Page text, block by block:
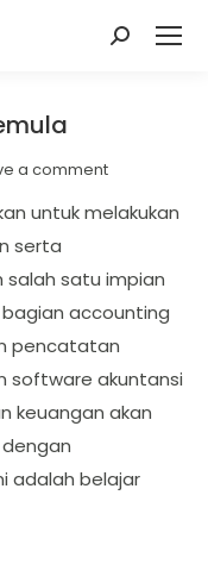
Search:
a comment
untuk melakukan
serta
salah satu impian
accounting
pencatatan
software akuntansi
keuangan akan
adalah belajar